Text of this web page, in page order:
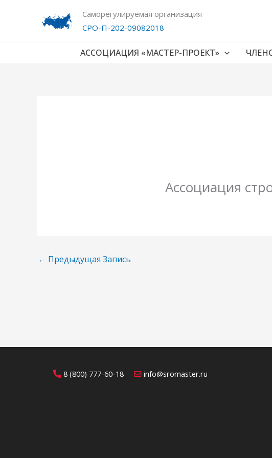
Саморегулируемая организация
СРО-П-202-09082018
АССОЦИАЦИЯ «МАСТЕР-ПРОЕКТ»
Ассоциация
← Предыдущая Запись
8 (800) 777-60-18 info@sromaster.ru